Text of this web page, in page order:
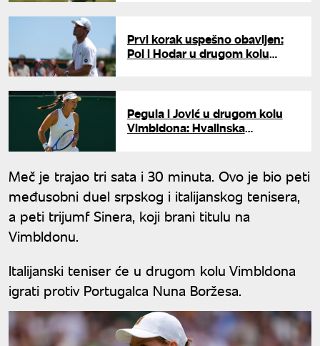
Prvi korak uspešno obavljen:
Pol i Hodar u drugom kolu
Pegula i Jović u drugom kolu
Vimbldona: Hvalinska
Meč je trajao tri sata i 30 minuta. Ovo je bio peti
međusobni duel srpskog i italijanskog tenisera,
a peti trijumf Sinera, koji brani titulu na
Vimbldonu.
Italijanski teniser će u drugom kolu Vimbldona
igrati protiv Portugalca Nuna Boržesa.